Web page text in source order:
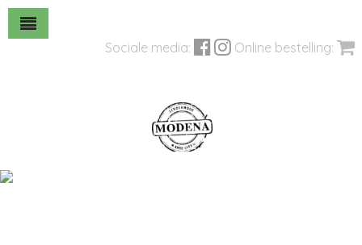
Sociale media: Online bestelling: